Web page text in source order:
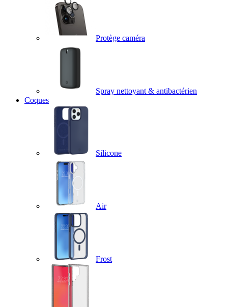
Protège caméra
Spray nettoyant & antibactérien
Coques
Silicone
Air
Frost